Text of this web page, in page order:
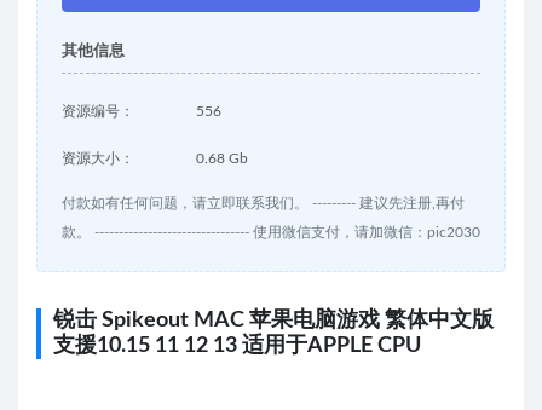
其他信息
资源编号： 556
资源大小： 0.68 Gb
付款如有任何问题，请立即联系我们。 --------- 建议先注册,再付
款。 -------------------------------- 使用微信支付，请加微信：pic2030
锐击 Spikeout MAC 苹果电脑游戏 繁体中文版
支援10.15 11 12 13 适用于APPLE CPU